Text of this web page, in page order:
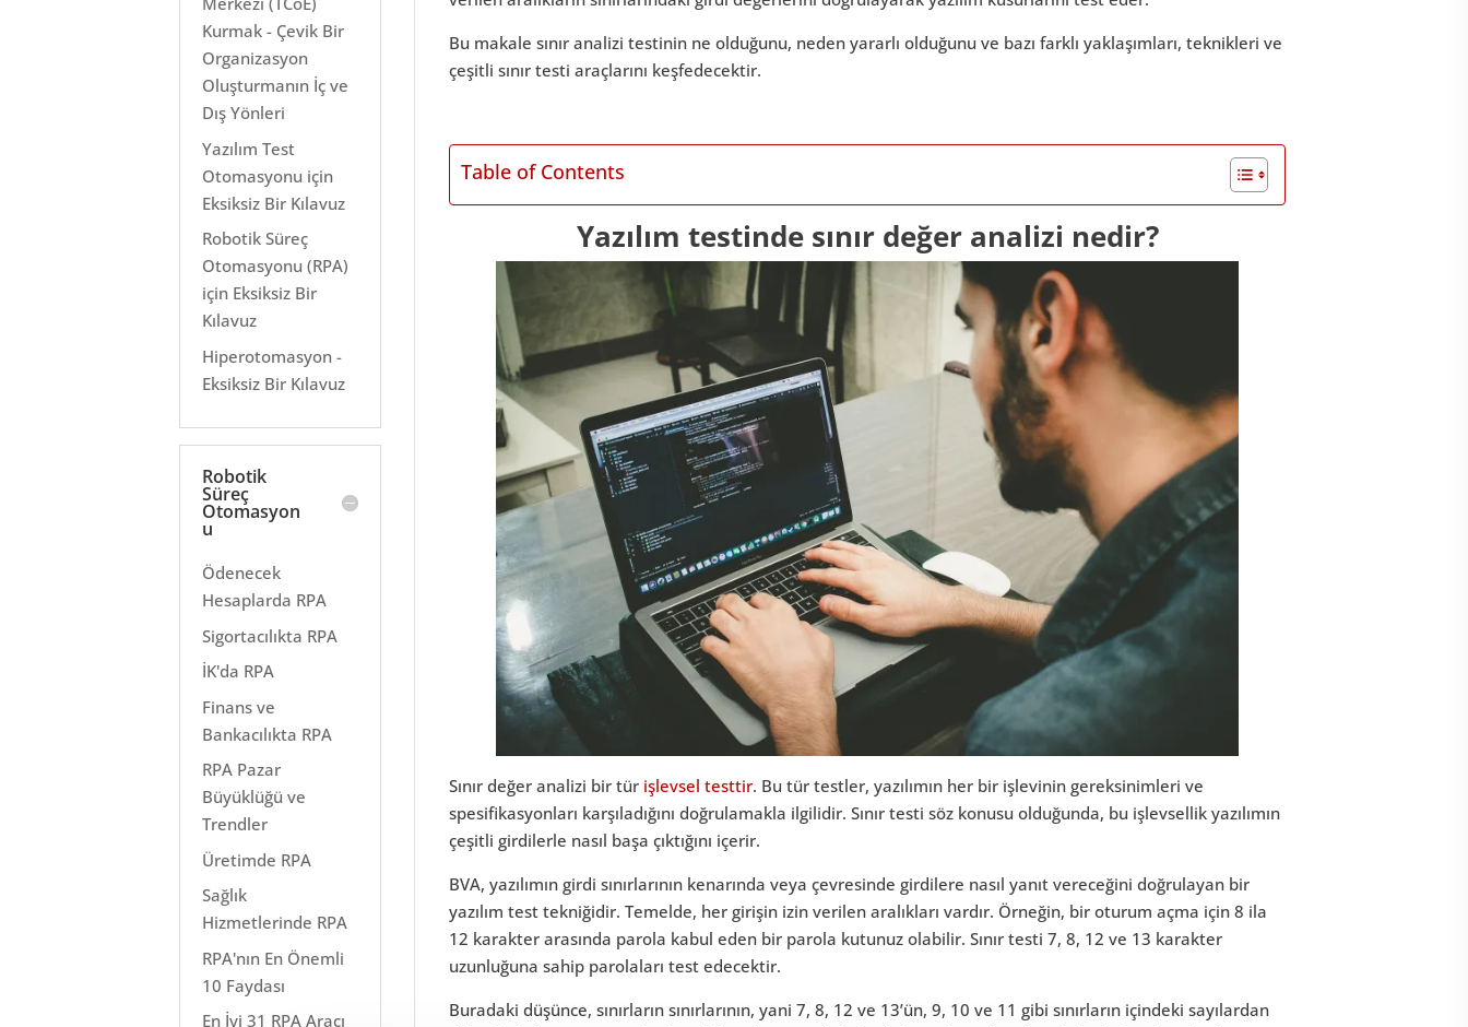
Bu makale sınır analizi testinin ne olduğunu, neden yararlı olduğunu ve bazı farklı yaklaşımları, teknikleri ve
çeşitli sınır testi araçlarını keşfedecektir.
Table of Contents
Yazılım testinde sınır değer analizi nedir?
Sınır değer analizi bir tür işlevsel testtir. Bu tür testler, yazılımın her bir işlevinin gereksinimleri ve
spesifikasyonları karşıladığını doğrulamakla ilgilidir. Sınır testi söz konusu olduğunda, bu işlevsellik yazılımın
çeşitli girdilerle nasıl başa çıktığını içerir.
BVA, yazılımın girdi sınırlarının kenarında veya çevresinde girdilere nasıl yanıt vereceğini doğrulayan bir
yazılım test tekniğidir. Temelde, her girişin izin verilen aralıkları vardır. Örneğin, bir oturum açma için 8 ila
12 karakter arasında parola kabul eden bir parola kutunuz olabilir. Sınır testi 7, 8, 12 ve 13 karakter
uzunluğuna sahip parolaları test edecektir.
Buradaki düşünce, sınırların sınırlarının, yani 7, 8, 12 ve 13’ün, 9, 10 ve 11 gibi sınırların içindeki sayılardan
Kurmak - Çevik Bir
Organizasyon
Oluşturmanın İç ve
Dış Yönleri
Yazılım Test
Otomasyonu için
Eksiksiz Bir Kılavuz
Robotik Süreç
Otomasyonu (RPA)
için Eksiksiz Bir
Kılavuz
Hiperotomasyon -
Eksiksiz Bir Kılavuz
Robotik
Süreç
Otomasyon
u
Ödenecek
Hesaplarda RPA
Sigortacılıkta RPA
İK'da RPA
Finans ve
Bankacılıkta RPA
RPA Pazar
Büyüklüğü ve
Trendler
Üretimde RPA
Sağlık
Hizmetlerinde RPA
RPA'nın En Önemli
10 Faydası
En İyi 31 RPA Aracı